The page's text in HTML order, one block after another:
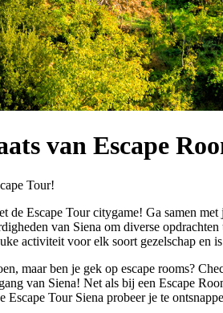
van Escape
de Escape Tour citygame! Ga samen
van Siena om diverse
activiteit voor elk soort gezelschap en
maar ben je gek op escape rooms?
van Siena! Net als bij een Escape
Tour Siena probeer je te